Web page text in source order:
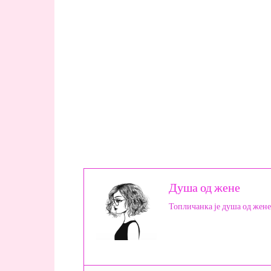
Душа од жене
Топличанка је душа од